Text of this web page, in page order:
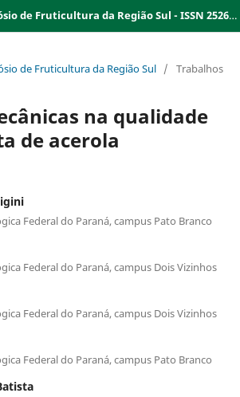
FRUSUL - Simpósio de Fruticultura da Região Sul - ISSN 2526-9909
de Fruticultura da Região Sul / Trabalhos
na qualidade
de acerola
Federal do Paraná, campus Pato Branco
Federal do Paraná, campus Dois Vizinhos
Federal do Paraná, campus Dois Vizinhos
Federal do Paraná, campus Pato Branco